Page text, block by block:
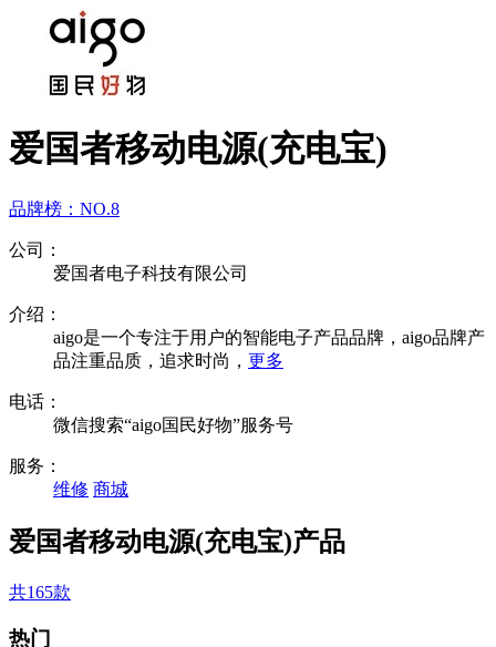
爱国者移动电源(充电宝)
品牌榜： NO.8
公司：
爱国者电子科技有限公司
介绍：
aigo是一个专注于用户的智能电子产品品牌，aigo品牌产
品注重品质，追求时尚， 更多
电话：
微信搜索“aigo国民好物”服务号
服务：
维修 商城
爱国者移动电源(充电宝)产品
共165款
热门